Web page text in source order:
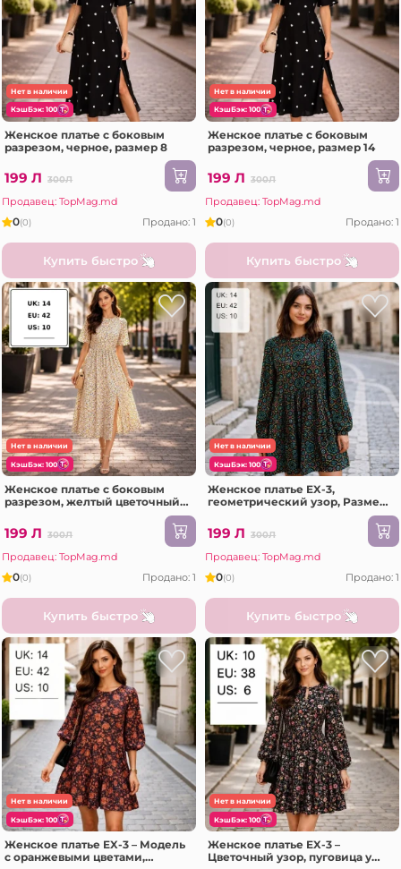
Нет в наличии
КэшБэк: 100
Женское платье с боковым
разрезом, черное, размер 8
199 Л 300Л
Продавец: TopMag.md
0(0) Продано: 1
Купить быстро
Нет в наличии
КэшБэк: 100
Женское платье с боковым
разрезом, черное, размер 14
199 Л 300Л
Продавец: TopMag.md
0(0) Продано: 1
Купить быстро
Нет в наличии
КэшБэк: 100
Женское платье с боковым
разрезом, желтый цветочный
199 Л 300Л
Продавец: TopMag.md
0(0) Продано: 1
Купить быстро
Нет в наличии
КэшБэк: 100
Женское платье EX-3,
геометрический узор, Размер
199 Л 300Л
Продавец: TopMag.md
0(0) Продано: 1
Купить быстро
Нет в наличии
КэшБэк: 100
Женское платье EX-3 – Модель
с оранжевыми цветами,
Нет в наличии
КэшБэк: 100
Женское платье EX-3 –
Цветочный узор, пуговица у